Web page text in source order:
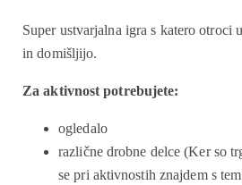
Super ustvarjalna igra s katero otroci
in domišljijo.
Za aktivnost potrebujete:
ogledalo
različne drobne delce (Ker so
se pri aktivnostih znajdem s